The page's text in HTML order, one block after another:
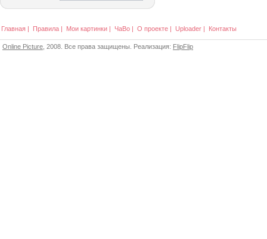
Главная | Правила | Мои картинки | ЧаВо | О проекте | Uploader | Контакты
Online Picture , 2008. Все права защищены. Реализация: FlipFlip